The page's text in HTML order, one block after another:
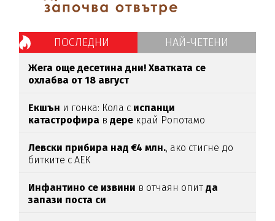
ПОСЛЕДНИ НАЙ-ЧЕТЕНИ
Жега още десетина дни! Хватката се
охлабва от 18 август
Екшън и гонка: Кола с испанци
катастрофира вдере край Ропотамо
Левски прибира над €4 млн., ако стигне до
битките с АЕК
Инфантино се извини в отчаян опит да
запази поста си